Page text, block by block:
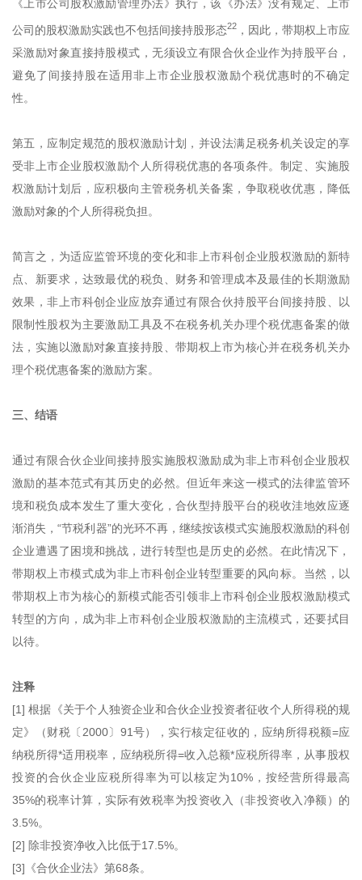
《上市公司股权激励管理办法》执行，该《办法》没有规定、上市
公司的股权激励实践也不包括间接持股形态22 ，因此，带期权上市应
采激励对象直接持股模式，无须设立有限合伙企业作为持股平台，
避免了间接持股在适用非上市企业股权激励个税优惠时的不确定
性。
第五，应制定规范的股权激励计划，并设法满足税务机关设定的享
受非上市企业股权激励个人所得税优惠的各项条件。制定、实施股
权激励计划后，应积极向主管税务机关备案，争取税收优惠，降低
激励对象的个人所得税负担。
简言之，为适应监管环境的变化和非上市科创企业股权激励的新特
点、新要求，达致最优的税负、财务和管理成本及最佳的长期激励
效果，非上市科创企业应放弃通过有限合伙持股平台间接持股、以
限制性股权为主要激励工具及不在税务机关办理个税优惠备案的做
法，实施以激励对象直接持股、带期权上市为核心并在税务机关办
理个税优惠备案的激励方案。
三、结语
通过有限合伙企业间接持股实施股权激励成为非上市科创企业股权
激励的基本范式有其历史的必然。但近年来这一模式的法律监管环
境和税负成本发生了重大变化，合伙型持股平台的税收洼地效应逐
渐消失，“节税利器”的光环不再，继续按该模式实施股权激励的科创
企业遭遇了困境和挑战，进行转型也是历史的必然。在此情况下，
带期权上市模式成为非上市科创企业转型重要的风向标。当然，以
带期权上市为核心的新模式能否引领非上市科创企业股权激励模式
转型的方向，成为非上市科创企业股权激励的主流模式，还要拭目
以待。
注释
[1] 根据《关于个人独资企业和合伙企业投资者征收个人所得税的规
定》（财税〔2000〕91号），实行核定征收的，应纳所得税额=应
纳税所得*适用税率，应纳税所得=收入总额*应税所得率，从事股权
投资的合伙企业应税所得率为可以核定为10%，按经营所得最高
35%的税率计算，实际有效税率为投资收入（非投资收入净额）的
3.5%。
[2] 除非投资净收入比低于17.5%。
[3]《合伙企业法》第68条。